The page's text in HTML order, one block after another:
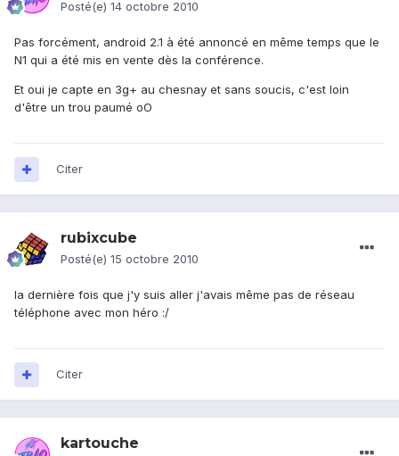
Posté(e) 14 octobre 2010
Pas forcément, android 2.1 à été annoncé en même temps que le
N1 qui a été mis en vente dès la conférence.
Et oui je capte en 3g+ au chesnay et sans soucis, c'est loin
d'être un trou paumé oO
Citer
rubixcube
Posté(e) 15 octobre 2010
la dernière fois que j'y suis aller j'avais même pas de réseau
téléphone avec mon héro :/
Citer
kartouche